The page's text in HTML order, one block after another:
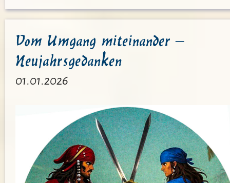
Neujahrs-
Nudelmesse
der
Spreeräuber
Vom Umgang miteinander –
Neujahrsgedanken
01.01.2026